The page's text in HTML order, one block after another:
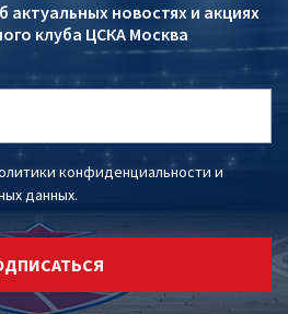
актуальных новостях и акциях
клуба ЦСКА Москва
конфиденциальности и
данных.